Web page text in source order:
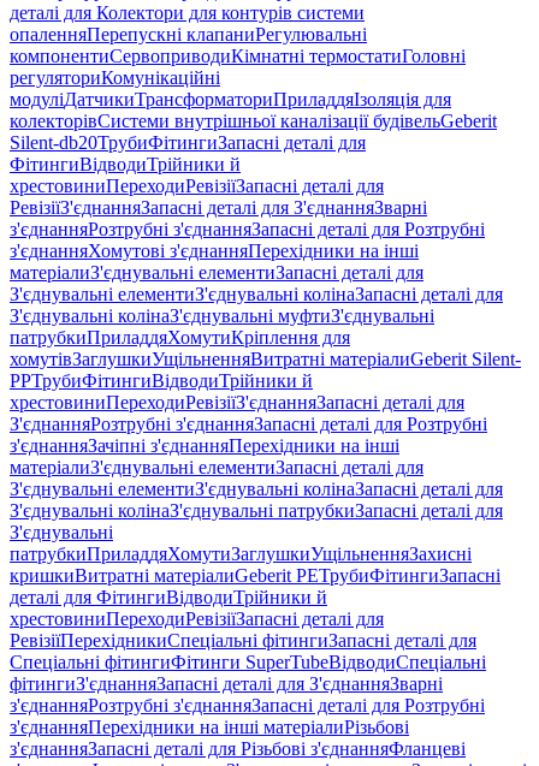
деталі для Колектори для контурів системи
опаленняПерепускні клапаниРегулювальні
компонентиСервоприводиКімнатні термостатиГоловні
регуляториКомунікаційні
модуліДатчикиТрансформаториПриладдяІзоляція для
колекторівСистеми внутрішньої каналізації будівельGeberit
Silent-db20ТрубиФітингиЗапасні деталі для
ФітингиВідводиТрійники й
хрестовиниПереходиРевізіїЗапасні деталі для
РевізіїЗ'єднанняЗапасні деталі для З'єднанняЗварні
з'єднанняРозтрубні з'єднанняЗапасні деталі для Розтрубні
з'єднанняХомутові з'єднанняПерехідники на інші
матеріалиЗ'єднувальні елементиЗапасні деталі для
З'єднувальні елементиЗ'єднувальні колінаЗапасні деталі для
З'єднувальні колінаЗ'єднувальні муфтиЗ'єднувальні
патрубкиПриладдяХомутиКріплення для
хомутівЗаглушкиУщільненняВитратні матеріалиGeberit Silent-
PPТрубиФітингиВідводиТрійники й
хрестовиниПереходиРевізіїЗ'єднанняЗапасні деталі для
З'єднанняРозтрубні з'єднанняЗапасні деталі для Розтрубні
з'єднанняЗачіпні з'єднанняПерехідники на інші
матеріалиЗ'єднувальні елементиЗапасні деталі для
З'єднувальні елементиЗ'єднувальні колінаЗапасні деталі для
З'єднувальні колінаЗ'єднувальні патрубкиЗапасні деталі для
З'єднувальні
патрубкиПриладдяХомутиЗаглушкиУщільненняЗахисні
кришкиВитратні матеріалиGeberit PEТрубиФітингиЗапасні
деталі для ФітингиВідводиТрійники й
хрестовиниПереходиРевізіїЗапасні деталі для
РевізіїПерехідникиСпеціальні фітингиЗапасні деталі для
Спеціальні фітингиФітинги SuperTubeВідводиСпеціальні
фітингиЗ'єднанняЗапасні деталі для З'єднанняЗварні
з'єднанняРозтрубні з'єднанняЗапасні деталі для Розтрубні
з'єднанняПерехідники на інші матеріалиРізьбові
з'єднанняЗапасні деталі для Різьбові з'єднанняФланцеві